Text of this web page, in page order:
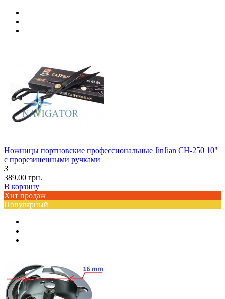
Ножницы портновские профессиональные JinJian CH-250 10"
с прорезиненными ручками
3
389.00 грн.
В корзину
Хит продаж
Популярный